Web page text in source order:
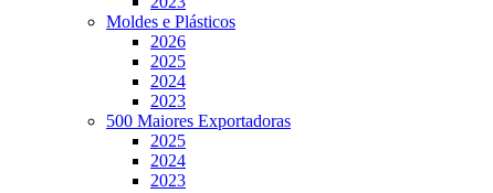
Moldes e Plásticos
2026
2025
2024
2023
500 Maiores Exportadoras
2025
2024
2023